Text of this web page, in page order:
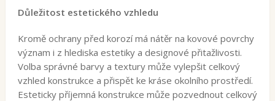
Důležitost estetického vzhledu
Kromě ochrany před korozí má nátěr na kovové povrchy
význam i z hlediska estetiky a designové přitažlivosti.
Volba správné barvy a textury může vylepšit celkový
vzhled konstrukce a přispět ke kráse okolního prostředí.
Esteticky příjemná konstrukce může pozvednout celkový